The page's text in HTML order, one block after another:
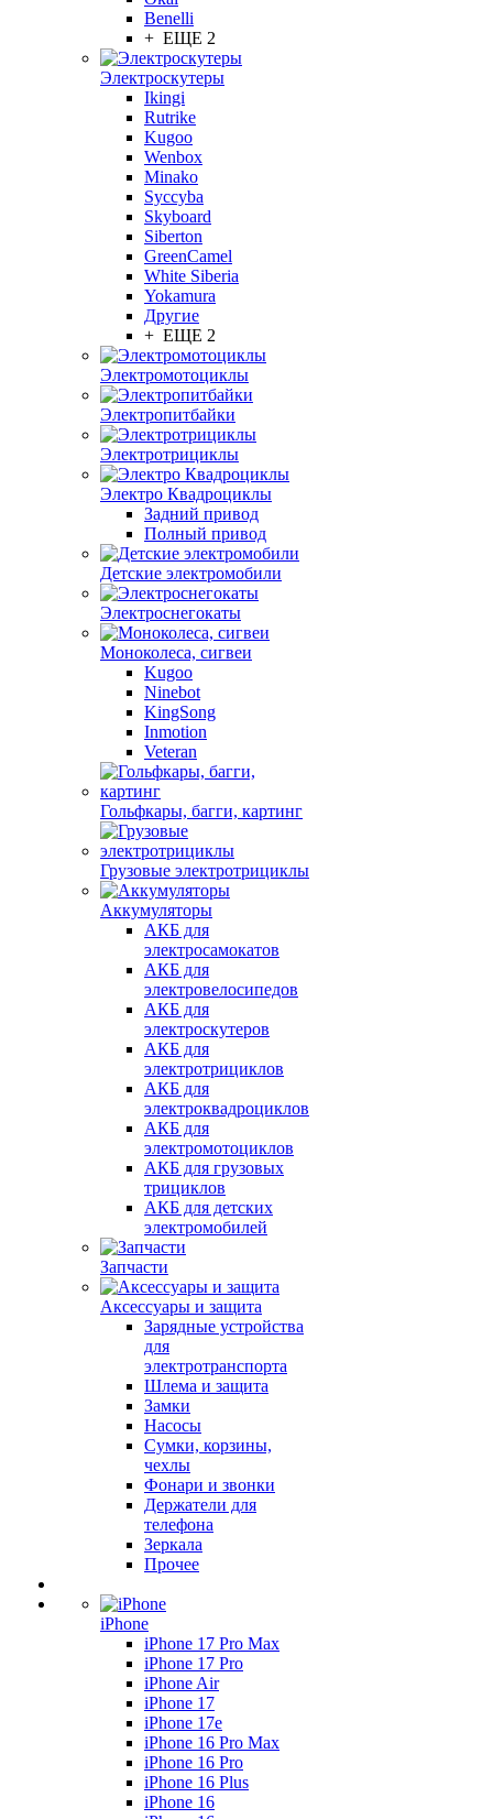
Benelli
+ ЕЩЕ 2
Электроскутеры
Ikingi
Rutrike
Kugoo
Wenbox
Minako
Syccyba
Skyboard
Siberton
GreenCamel
White Siberia
Yokamura
Другие
+ ЕЩЕ 2
Электромотоциклы
Электропитбайки
Электротрициклы
Электро Квадроциклы
Задний привод
Полный привод
Детские электромобили
Электроснегокаты
Моноколеса, сигвеи
Kugoo
Ninebot
KingSong
Inmotion
Veteran
Гольфкары, багги, картинг
Грузовые электротрициклы
Аккумуляторы
АКБ для
электросамокатов
АКБ для
электровелосипедов
АКБ для
электроскутеров
АКБ для
электротрициклов
АКБ для
электроквадроциклов
АКБ для
электромотоциклов
АКБ для грузовых
трициклов
АКБ для детских
электромобилей
Запчасти
Аксессуары и защита
Зарядные устройства
для
электротранспорта
Шлема и защита
Замки
Насосы
Сумки, корзины,
чехлы
Фонари и звонки
Держатели для
телефона
Зеркала
Прочее
iPhone
iPhone 17 Pro Max
iPhone 17 Pro
iPhone Air
iPhone 17
iPhone 17e
iPhone 16 Pro Max
iPhone 16 Pro
iPhone 16 Plus
iPhone 16